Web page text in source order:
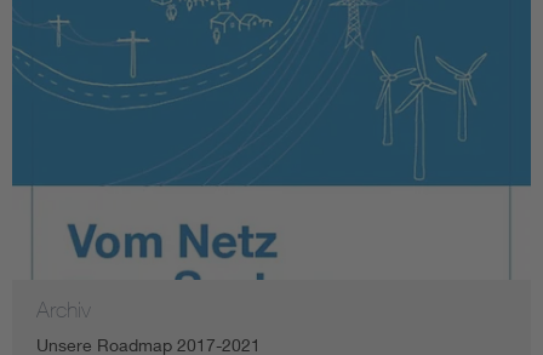
Archiv
Unsere Roadmap 2017-2021